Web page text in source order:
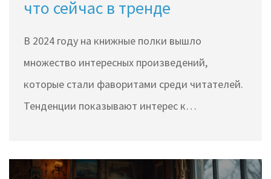
что сейчас в тренде
В 2024 году на книжные полки вышло
множество интересных произведений,
которые стали фаворитами среди читателей.
Тенденции показывают интерес к
Авторские новинки и дебютные произведения